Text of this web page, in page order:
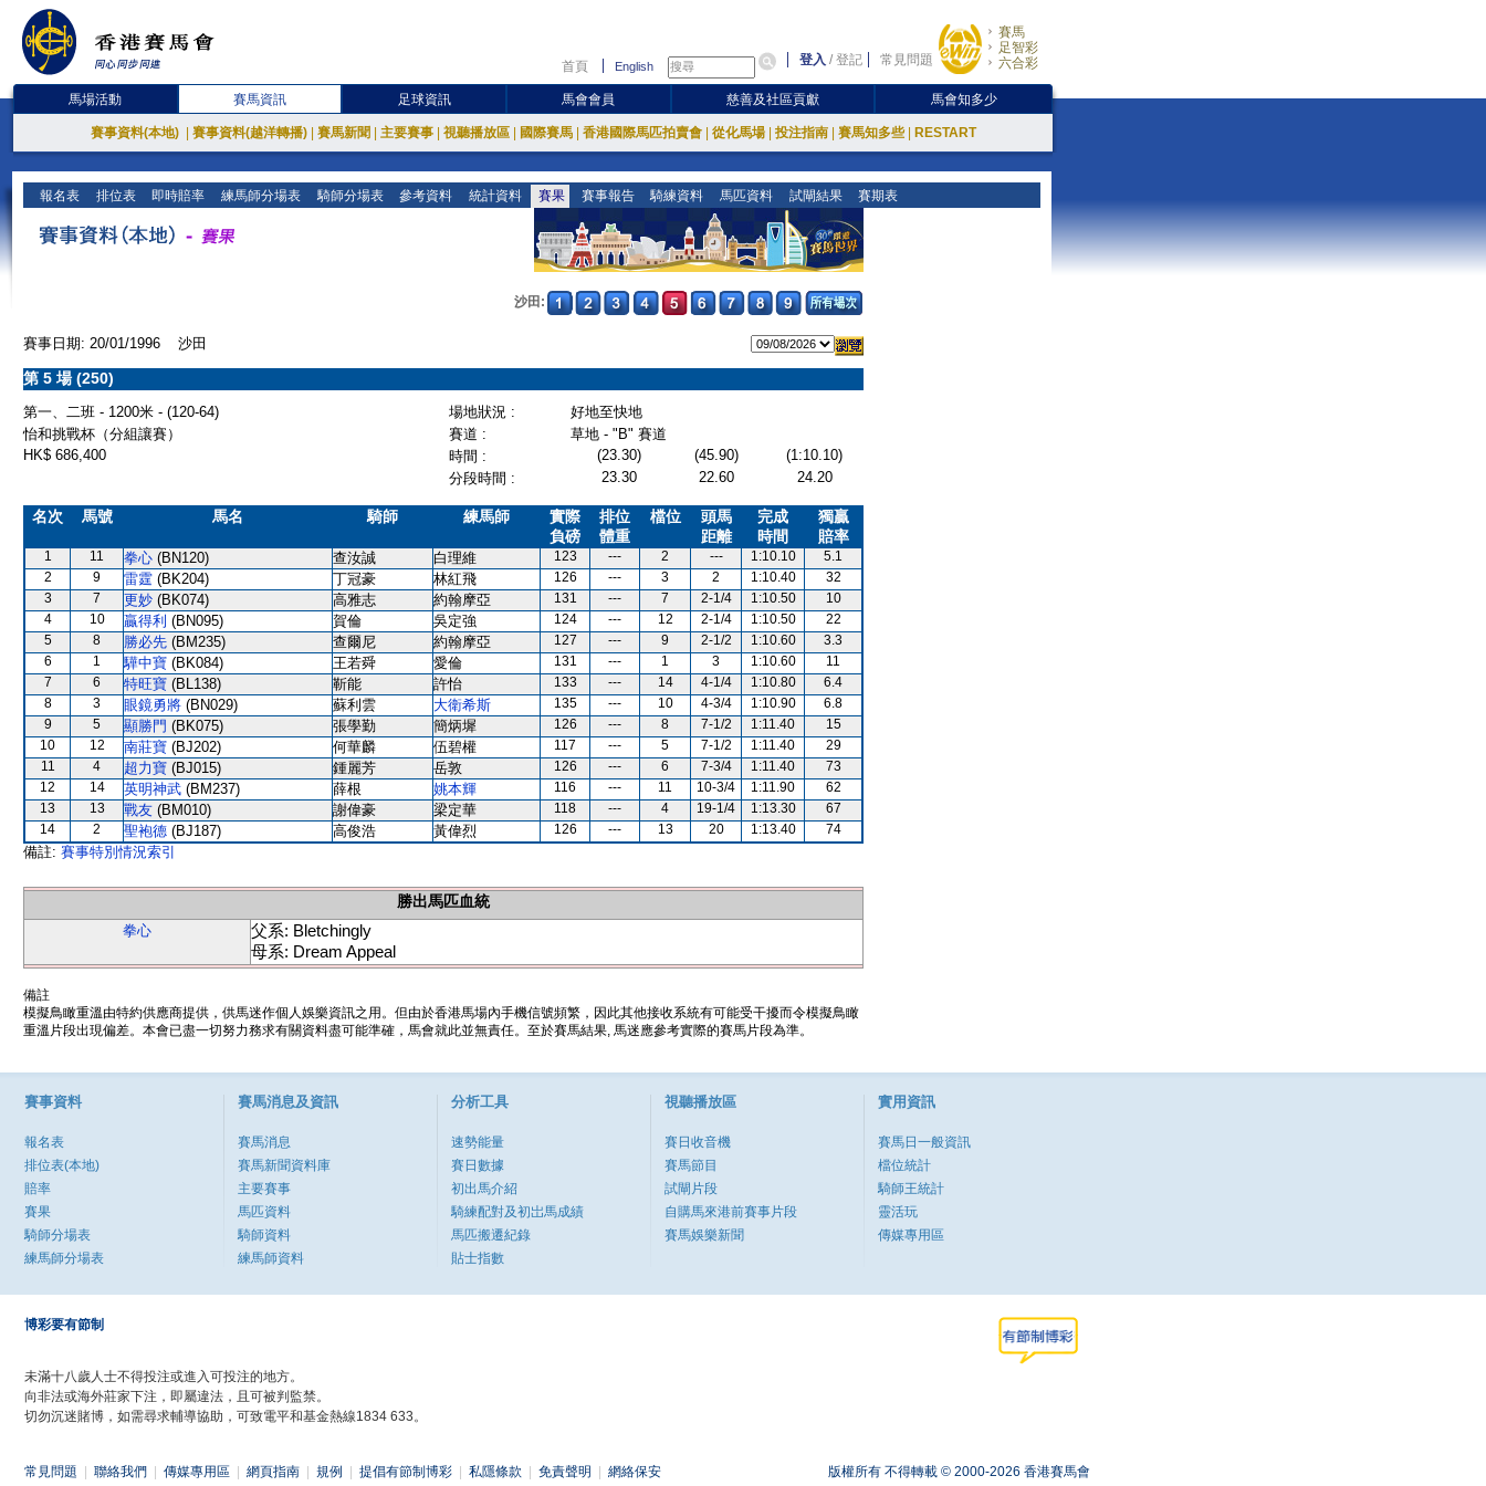
首頁 English 登入 /登記 常見問題
賽馬
足智彩
六合彩
馬場活動 賽馬資訊 足球資訊 馬會會員 慈善及社區貢獻 馬會知多少
賽事資料(本地) 賽事資料(越洋轉播) 賽馬新聞 主要賽事 視聽播放區 國際賽馬 香港國際馬匹拍賣會 從化馬場 投注指南 賽馬知多些 RESTART
報名表 排位表 即時賠率 練馬師分場表 騎師分場表 參考資料 統計資料 賽果 賽事報告 騎練資料 馬匹資料 試閘結果 賽期表
沙田:
賽事日期: 20/01/1996 沙田
第 5 場 (250)
第一、二班 - 1200米 - (120-64) 場地狀況 :
好地至快地
怡和挑戰杯（分組讓賽）
賽道 :
草地 - "B" 賽道
HK$ 686,400
時間 : (23.30) (45.90)
(1:10.10)
分段時間 :
23.30 22.60 24.20
名次 馬號 馬名 騎師 練馬師
實際
負磅
排位
體重
檔位
頭馬
距離
完成
時間
獨贏
賠率
1 11 拳心 (BN120) 查汝誠 白理維 123 --- 2 --- 1:10.10
5.1
2
9 雷霆 (BK204) 丁冠豪 林紅飛 126 --- 3 2 1:10.40
32
3
7 更妙 (BK074) 高雅志 約翰摩亞 131 --- 7 2-1/4 1:10.50
10
4
10 贏得利 (BN095) 賀倫 吳定強 124 --- 12 2-1/4 1:10.50
22
5
8 勝必先 (BM235) 查爾尼 約翰摩亞 127 --- 9 2-1/2 1:10.60
3.3
6
1 驊中寶 (BK084) 王若舜 愛倫 131 --- 1 3 1:10.60
11
7
6 特旺寶 (BL138) 靳能 許怡 133 --- 14 4-1/4 1:10.80
6.4
8
3 眼鏡勇將 (BN029) 蘇利雲 大衛希斯 135 --- 10 4-3/4 1:10.90
6.8
9
5 顯勝門 (BK075) 張學勤 簡炳墀 126 --- 8 7-1/2 1:11.40
15
10
12 南莊寶 (BJ202) 何華麟 伍碧權 117 --- 5 7-1/2 1:11.40
29
11
4 超力寶 (BJ015) 鍾麗芳 岳敦 126 --- 6 7-3/4 1:11.40
73
12
14 英明神武 (BM237) 薛根 姚本輝 116 --- 11 10-3/4 1:11.90
62
13
13 戰友 (BM010) 謝偉豪 梁定華 118 --- 4 19-1/4 1:13.30
67
14
2 聖袍德 (BJ187) 高俊浩 黃偉烈 126 --- 13 20 1:13.40 74
備註: 賽事特別情況索引
勝出馬匹血統
拳心
父系: Bletchingly
母系: Dream Appeal
備註
模擬鳥瞰重溫由特約供應商提供，供馬迷作個人娛樂資訊之用。但由於香港馬場內手機信號頻繁，因此其他接收系統有可能受干擾而令模擬鳥瞰
重溫片段出現偏差。本會已盡一切努力務求有關資料盡可能準確，馬會就此並無責任。至於賽馬結果, 馬迷應參考實際的賽馬片段為準。
賽事資料
報名表
排位表(本地)
賠率
賽果
騎師分場表
練馬師分場表
賽馬消息及資訊
賽馬消息
賽馬新聞資料庫
主要賽事
馬匹資料
騎師資料
練馬師資料
分析工具
速勢能量
賽日數據
初出馬介紹
騎練配對及初岀馬成績
馬匹搬遷紀錄
貼士指數
視聽播放區
賽日收音機
賽馬節目
試閘片段
自購馬來港前賽事片段
賽馬娛樂新聞
實用資訊
賽馬日一般資訊
檔位統計
騎師王統計
靈活玩
傳媒專用區
博彩要有節制
未滿十八歲人士不得投注或進入可投注的地方。
向非法或海外莊家下注，即屬違法，且可被判監禁。
切勿沉迷賭博，如需尋求輔導協助，可致電平和基金熱線1834 633。
常見問題 聯絡我們 傳媒專用區 網頁指南 規例 提倡有節制博彩 私隱條款 免責聲明 網絡保安 版權所有 不得轉載 © 2000-2026 香港賽馬會